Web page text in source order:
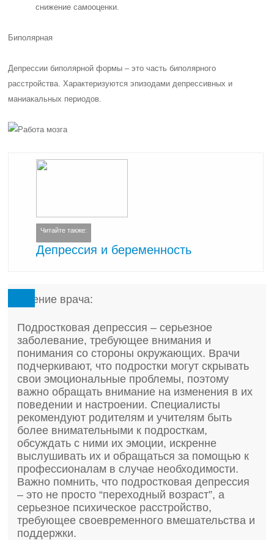
снижение самооценки.
Биполярная
Депрессии биполярной формы – это часть биполярного
расстройства. Характеризуются эпизодами депрессивных и
маниакальных периодов.
Читайте также:
Депрессия и беременность
Мнение врача:
Подростковая депрессия – серьезное
заболевание, требующее внимания и
понимания со стороны окружающих. Врачи
подчеркивают, что подростки могут скрывать
свои эмоциональные проблемы, поэтому
важно обращать внимание на изменения в их
поведении и настроении. Специалисты
рекомендуют родителям и учителям быть
более внимательными к подросткам,
обсуждать с ними их эмоции, искренне
выслушивать их и обращаться за помощью к
профессионалам в случае необходимости.
Важно помнить, что подростковая депрессия
– это не просто “переходный возраст”, а
серьезное психическое расстройство,
требующее своевременного вмешательства и
поддержки.